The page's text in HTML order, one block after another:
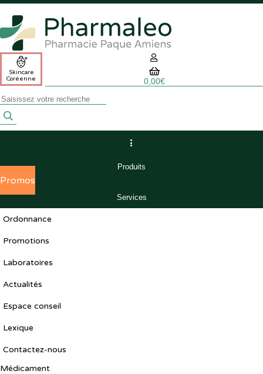
Paque
Skincare
Coréenne
0,00€
Mon panier est
Navigation
Produits
Promos
Services
Ordonnance
Promotions
Laboratoires
Actualités
Espace conseil
Lexique
Contactez-nous
Médicament